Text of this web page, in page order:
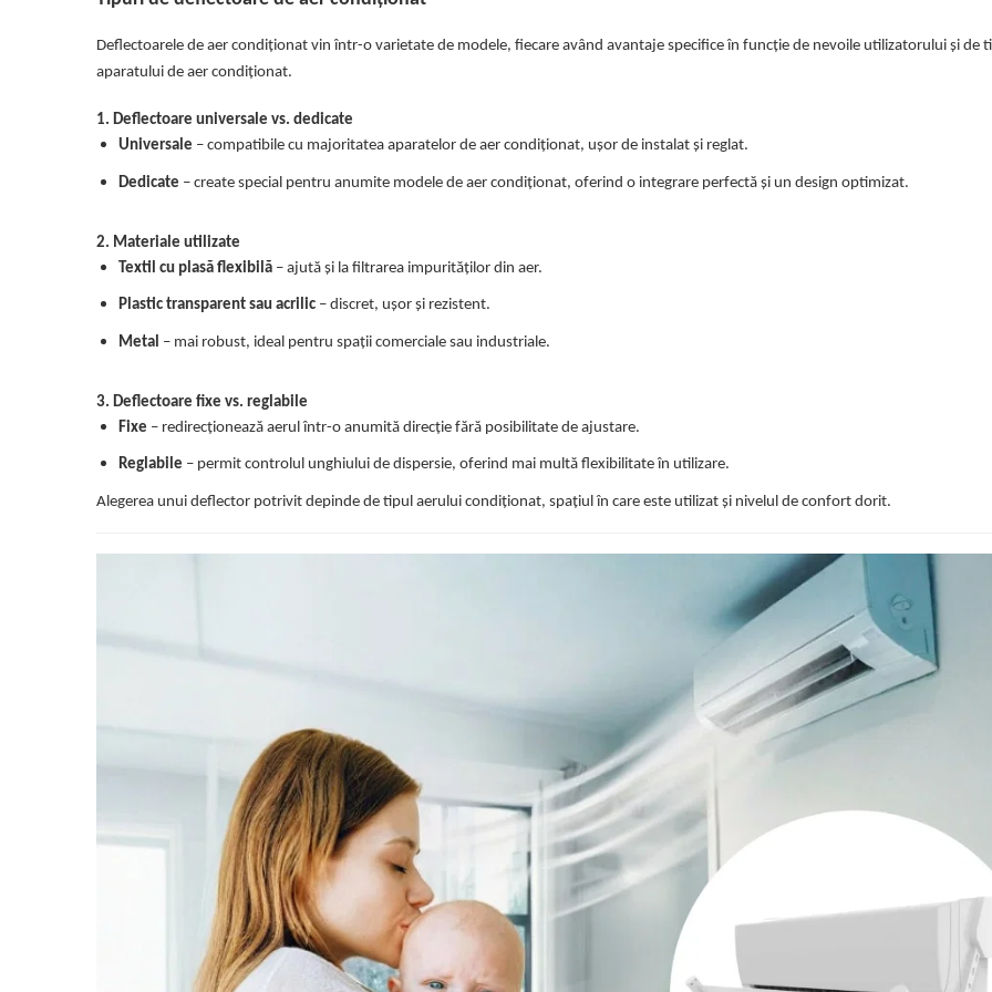
Deflectoarele de aer condiționat vin într-o varietate de modele, fiecare având avantaje specifice în funcție de nevoile utilizatorului și de
aparatului de aer condiționat.
1. Deflectoare universale vs. dedicate
Universale – compatibile cu majoritatea aparatelor de aer condiționat, ușor de instalat și reglat.
Dedicate – create special pentru anumite modele de aer condiționat, oferind o integrare perfectă și un design optimizat.
2. Materiale utilizate
Textil cu plasă flexibilă – ajută și la filtrarea impurităților din aer.
Plastic transparent sau acrilic – discret, ușor și rezistent.
Metal – mai robust, ideal pentru spații comerciale sau industriale.
3. Deflectoare fixe vs. reglabile
Fixe – redirecționează aerul într-o anumită direcție fără posibilitate de ajustare.
Reglabile – permit controlul unghiului de dispersie, oferind mai multă flexibilitate în utilizare.
Alegerea unui deflector potrivit depinde de tipul aerului condiționat, spațiul în care este utilizat și nivelul de confort dorit.